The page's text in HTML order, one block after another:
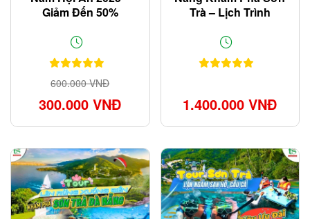
Giảm Đến 50%
600.000 VNĐ
300.000 VNĐ
Trà – Lịch Trình
1.400.000 VNĐ